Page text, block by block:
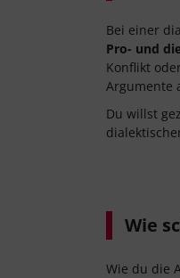
Bei einer
Pro- und
Konflikt
Argumente
Du willst
Wie
Wie du die